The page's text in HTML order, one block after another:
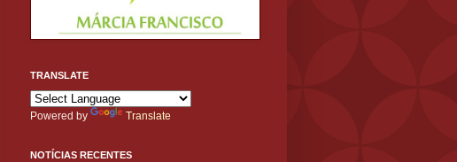
TRANSLATE
Powered by Translate
NOTÍCIAS RECENTES